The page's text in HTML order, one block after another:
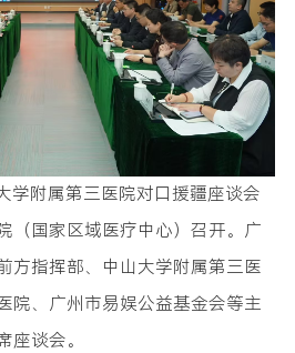
学附属第三医院对口援疆座谈会
（国家区域医疗中心）召开。广
方指挥部、中山大学附属第三医
院、广州市易娱公益基金会等主
座谈会。